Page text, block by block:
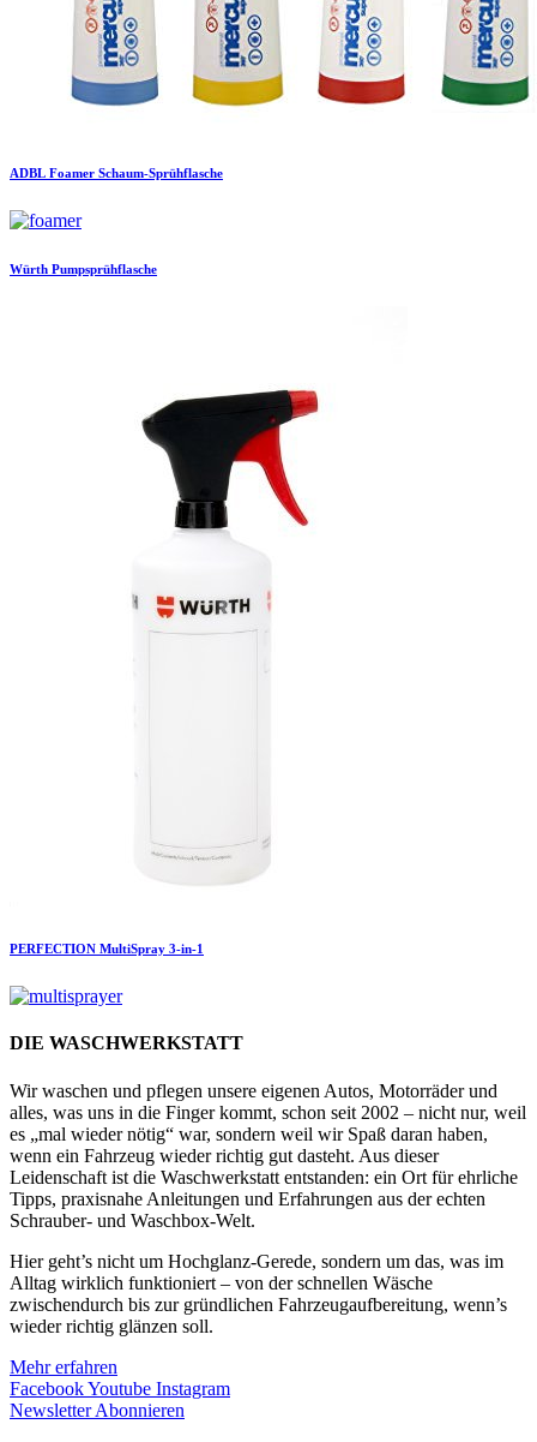
ADBL Foamer Schaum-Sprühflasche
Würth Pumpsprühflasche
PERFECTION MultiSpray 3-in-1
DIE WASCHWERKSTATT
Wir waschen und pflegen unsere eigenen Autos, Motorräder und
alles, was uns in die Finger kommt, schon seit 2002 – nicht nur, weil
es „mal wieder nötig“ war, sondern weil wir Spaß daran haben,
wenn ein Fahrzeug wieder richtig gut dasteht. Aus dieser
Leidenschaft ist die Waschwerkstatt entstanden: ein Ort für ehrliche
Tipps, praxisnahe Anleitungen und Erfahrungen aus der echten
Schrauber- und Waschbox-Welt.
Hier geht’s nicht um Hochglanz-Gerede, sondern um das, was im
Alltag wirklich funktioniert – von der schnellen Wäsche
zwischendurch bis zur gründlichen Fahrzeugaufbereitung, wenn’s
wieder richtig glänzen soll.
Mehr erfahren
FacebookYoutube Instagram
Newsletter Abonnieren